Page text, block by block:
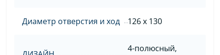
Диаметр отверстия и ход 126 x 130
4-полюсный,